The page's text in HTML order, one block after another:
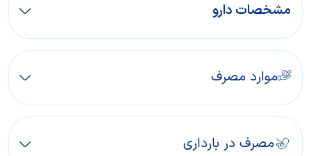
مشخصات دارو
موارد مصرف
مصرف در بارداری